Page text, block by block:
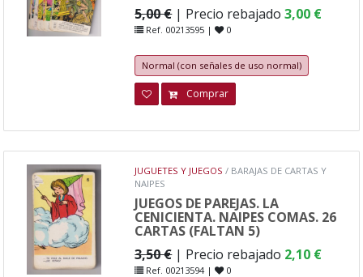
5,00 € | Precio rebajado3,00 €
Ref. 00213595 | 0
Normal (con señales de uso normal)
Comprar
JUGUETES Y JUEGOS / BARAJAS DE CARTAS Y
NAIPES
JUEGOS DE PAREJAS. LA
CENICIENTA. NAIPES COMAS. 26
CARTAS (FALTAN 5)
3,50 € | Precio rebajado 2,10 €
Ref. 00213594 | 0